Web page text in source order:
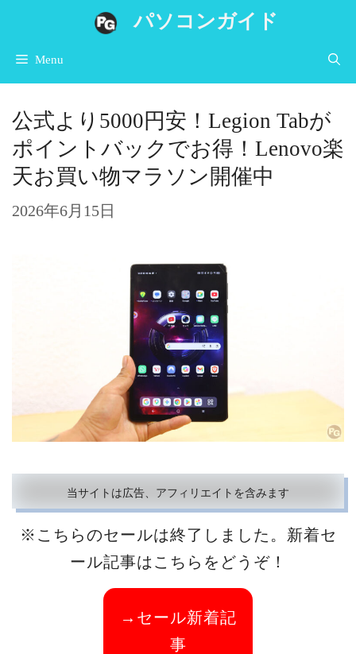
ツ
へ
ス
キ
パソコンガイド
Menu
公式より5000円安！Legion Tabが
ポイントバックでお得！Lenovo楽
天お買い物マラソン開催中
2026年6月15日
当サイトは広告、アフィリエイトを含みます
※こちらのセールは終了しました。新着セ
ール記事はこちらをどうぞ！
→セール新着記
事